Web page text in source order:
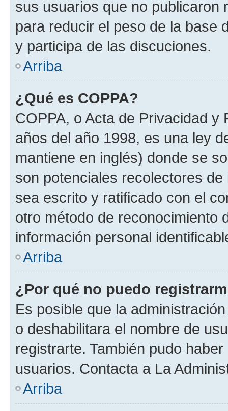
sus usuarios que no publicaron
para reducir el peso de la base
y participa de las discuciones.
Arriba
¿Qué es COPPA?
COPPA, o Acta de Privacidad
años del año 1998, es una ley
mantiene en inglés) donde se
son potenciales recolectores
sea escrito y ratificado con el
otro método de reconocimiento
información personal
Arriba
¿Por qué no puedo
Es posible que la
o deshabilitara el nombre de
registrarte. También pudo
usuarios. Contacta a La
Arriba